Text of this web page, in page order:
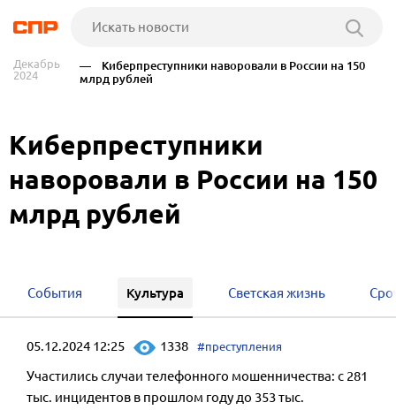
Декабрь
2024
— Киберпреступники наворовали в России на 150
млрд рублей
Киберпреступники
наворовали в России на 150
млрд рублей
События Культура Светская жизнь
05.12.2024 12:25 1338 #преступления
Участились случаи телефонного мошенничества: с 281
тыс. инцидентов в прошлом году до 353 тыс.